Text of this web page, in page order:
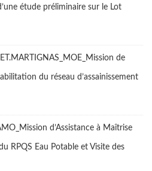
étude préliminaire sur le Lot
de
du réseau d’assainissement
d’Assistance à Maîtrise
RPQS Eau Potable et Visite des